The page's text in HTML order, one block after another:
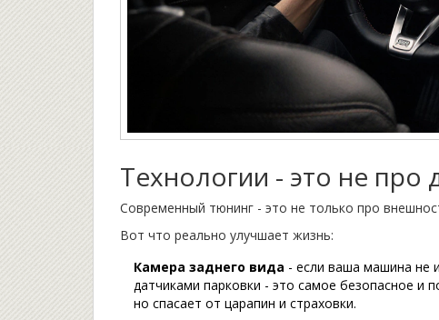
Технологии - это не про
Современный тюнинг - это не только про
Вот что реально улучшает жизнь:
Камера заднего вида - если ваша машина не
датчиками парковки - это самое безопасное и
но спасает от царапин и страховки.